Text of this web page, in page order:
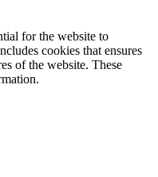
for the website to
cookies that ensures
of the website. These